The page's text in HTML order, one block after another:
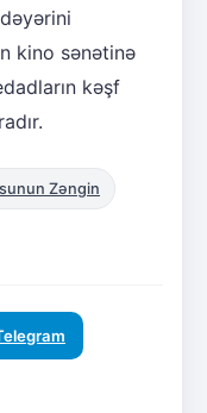
kino sənətinə
kəşf
Zəngin